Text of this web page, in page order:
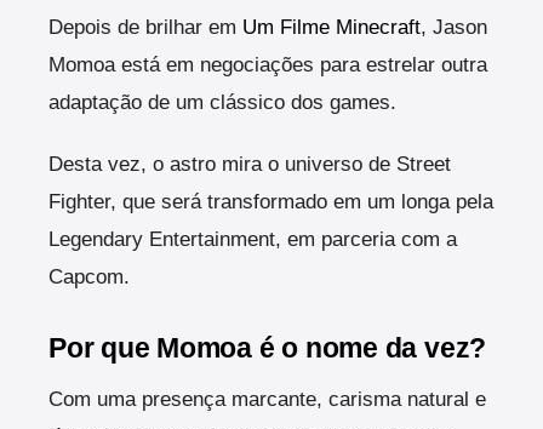
Depois de brilhar em Um Filme Minecraft, Jason
Momoa está em negociações para estrelar outra
adaptação de um clássico dos games.
Desta vez, o astro mira o universo de Street
Fighter, que será transformado em um longa pela
Legendary Entertainment, em parceria com a
Capcom.
Por que Momoa é o nome da vez?
Com uma presença marcante, carisma natural e